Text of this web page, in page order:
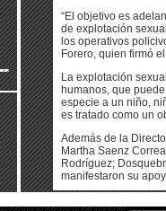
“El objetivo es
de explotación
los operativos
Forero, quien firmó
La explotación
humanos, que
especie a un niño,
es tratado como un
Además de la
Martha Saenz
Rodríguez;
manifestaron su